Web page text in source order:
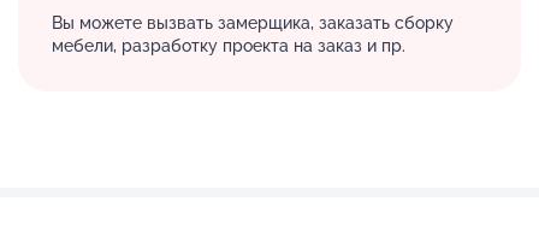
Вы можете вызвать замерщика, заказать сборку
мебели, разработку проекта на заказ и пр.